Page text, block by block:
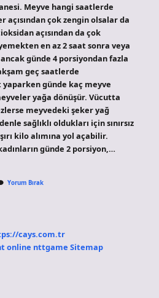
Meyve hangi saatlerde
açısından çok zengin olsalar da
açısından da çok
en az 2 saat sonra veya
günde 4 porsiyondan fazla
geç saatlerde
günde kaç meyve
yağa dönüşür. Vücutta
meyvedeki şeker yağ
sağlıklı oldukları için sınırsız
kilo alımına yol açabilir.
günde 2 porsiyon,…
Yorum Bırak
cays.com.tr
online nttgame Sitemap